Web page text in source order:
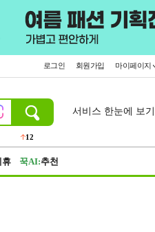
로그인 회원가입 마이페이지
12
서비스 한눈에 보기
휴 꾹AI:추천